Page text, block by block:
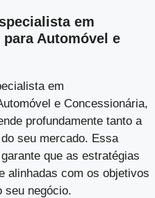
em
Automóvel e
em
e Concessionária,
profundamente tanto a
seu mercado. Essa
que as estratégias
alinhadas com os objetivos
seu negócio.